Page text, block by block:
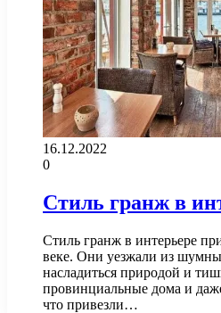
16.12.2022
0
Стиль гранж в
Стиль гранж в интерьере
веке. Они уезжали из
насладиться природой и
провинциальные дома и
что привезли…